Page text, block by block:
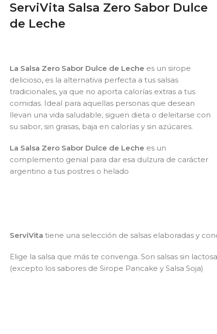
ServiVita Salsa Zero Sabor Dulce
de Leche
La Salsa Zero Sabor Dulce de Leche es un sirope
delicioso, es la alternativa perfecta a tus salsas
tradicionales, ya que no aporta calorías extras a tus
comidas. Ideal para aquellas personas que desean
llevan una vida saludable, siguen dieta o deleitarse con
su sabor, sin grasas, baja en calorías y sin azúcares.
La Salsa Zero Sabor Dulce de Leche es un
complemento genial para dar esa dulzura de carácter
argentino a tus postres o helado
ServiVita tiene una selección de salsas elaboradas y
Elige la salsa que más te convenga. Son salsas sin
(excepto los sabores de Sirope Pancake y Salsa Soja)